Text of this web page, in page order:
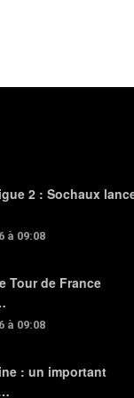
2 : Sochaux
à 09:08
Tour de France
à 09:08
: un important